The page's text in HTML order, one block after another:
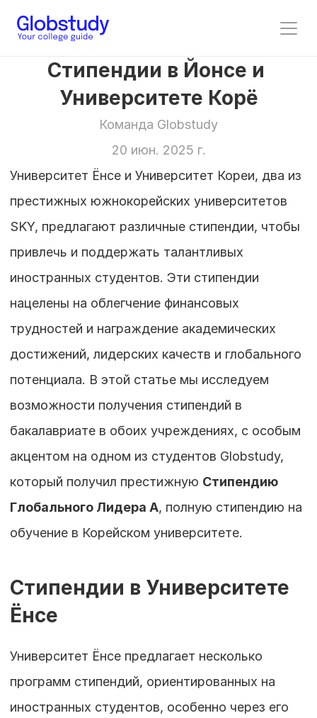
Стипендии в Йонсе и
Университете Корё
Команда Globstudy
20 июн. 2025 г.
Университет Ёнсе и Университет Кореи, два из
престижных южнокорейских университетов
SKY, предлагают различные стипендии, чтобы
привлечь и поддержать талантливых
иностранных студентов. Эти стипендии
нацелены на облегчение финансовых
трудностей и награждение академических
достижений, лидерских качеств и глобального
потенциала. В этой статье мы исследуем
возможности получения стипендий в
бакалавриате в обоих учреждениях, с особым
акцентом на одном из студентов Globstudy,
который получил престижную Стипендию
Глобального Лидера A, полную стипендию на
обучение в Корейском университете.
Стипендии в Университете
Ёнсе
Университет Ёнсе предлагает несколько
программ стипендий, ориентированных на
иностранных студентов, особенно через его